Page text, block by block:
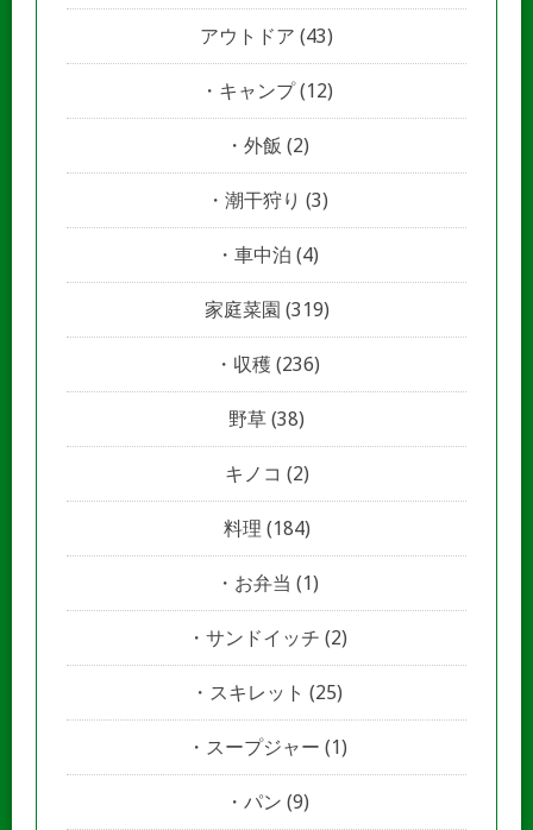
アウトドア (43)
キャンプ(12)
外飯 (2)
潮干狩り (3)
車中泊 (4)
家庭菜園 (319)
収穫 (236)
野草 (38)
キノコ (2)
料理 (184)
お弁当 (1)
サンドイッチ (2)
スキレット (25)
スープジャー (1)
パン (9)